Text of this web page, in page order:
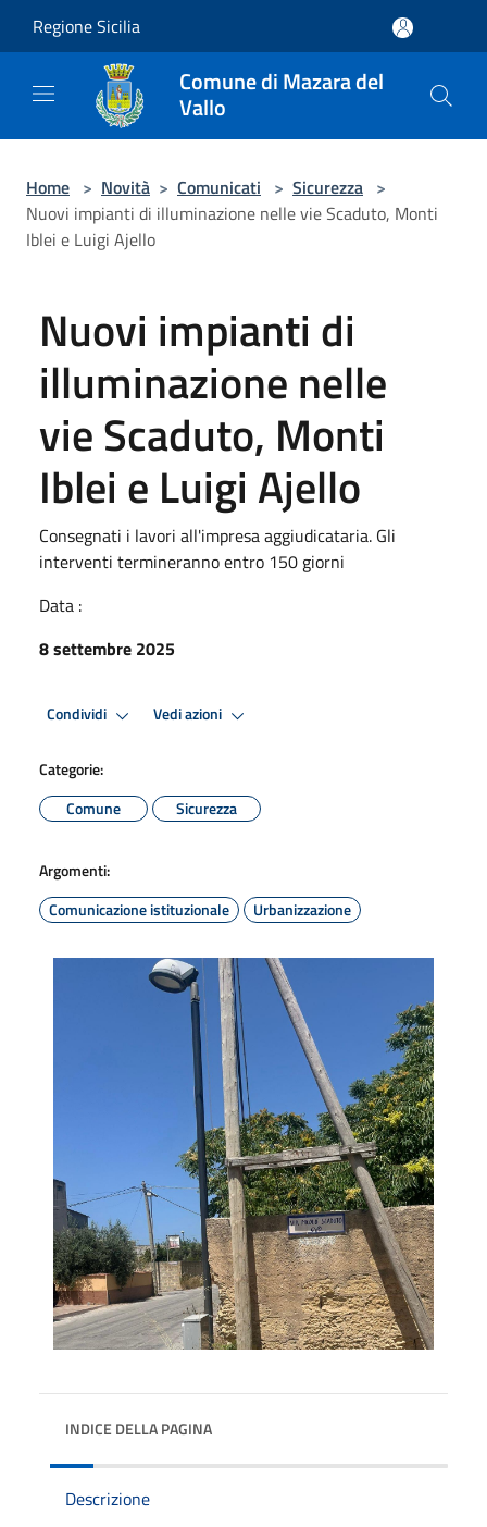
Regione Sicilia
Comune di Mazara del
Vallo
Home > Novità > Comunicati > Sicurezza >
Nuovi impianti di illuminazione nelle vie Scaduto, Monti
Iblei e Luigi Ajello
Nuovi impianti di
illuminazione nelle
vie Scaduto, Monti
Iblei e Luigi Ajello
Consegnati i lavori all'impresa aggiudicataria. Gli
interventi termineranno entro 150 giorni
Data :
8 settembre 2025
Condividi Vedi azioni
Categorie:
Comune
Sicurezza
Argomenti:
Comunicazione istituzionale
Urbanizzazione
INDICE DELLA PAGINA
Descrizione